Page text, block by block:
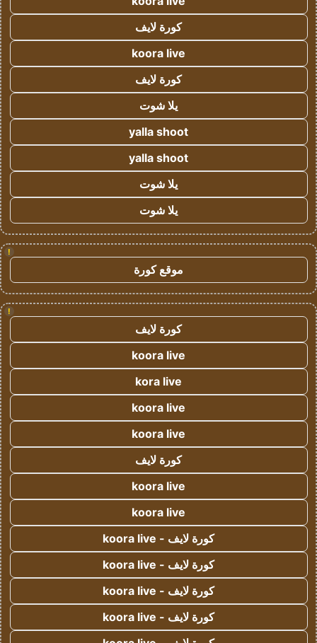
كورة لايف
koora live
كورة لايف
يلا شوت
yalla shoot
yalla shoot
يلا شوت
يلا شوت
!
موقع كورة
!
كورة لايف
koora live
kora live
koora live
koora live
كورة لايف
koora live
koora live
كورة لايف - koora live
كورة لايف - koora live
كورة لايف - koora live
كورة لايف - koora live